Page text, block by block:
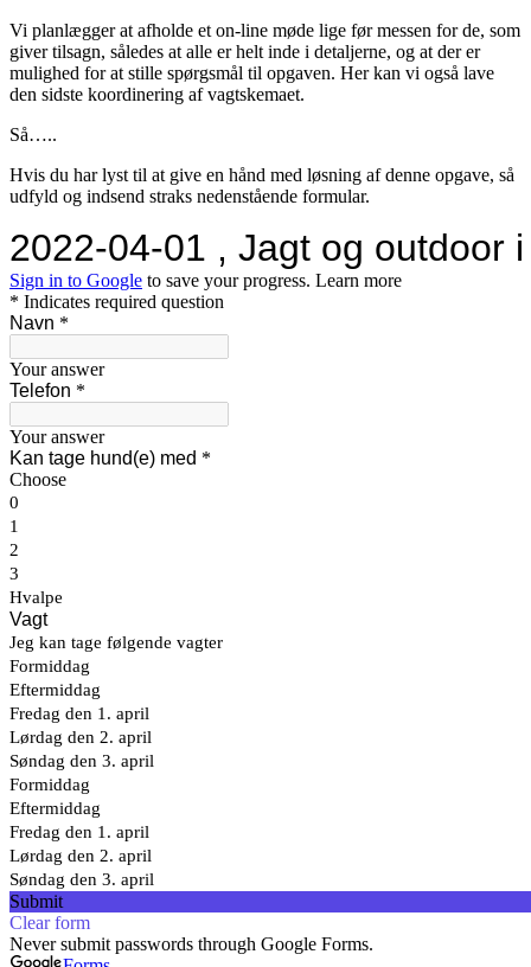
Vi planlægger at afholde et on-line møde lige før messen for de, som
giver tilsagn, således at alle er helt inde i detaljerne, og at der er
mulighed for at stille spørgsmål til opgaven. Her kan vi også lave
den sidste koordinering af vagtskemaet.
Så…..
Hvis du har lyst til at give en hånd med løsning af denne opgave, så
udfyld og indsend straks nedenstående formular.